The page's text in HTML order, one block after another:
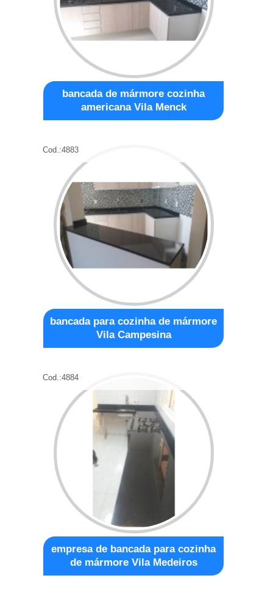
bancada de mármore cozinha
americana Vila Menck
Cod.:4883
bancada para cozinha de mármore
Vila Campesina
Cod.:4884
empresa de bancada para cozinha
de mármore Vila Medeiros